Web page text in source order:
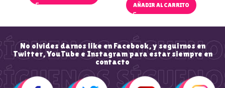
AÑADIR AL CARRITO
No olvides darnos like en Facebook, y seguirnos en
Twitter, YouTube e Instagram para estar siempre en
contacto